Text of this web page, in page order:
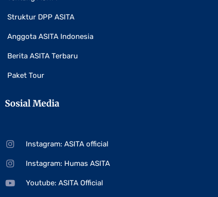
Struktur DPP ASITA
Anggota ASITA Indonesia
Berita ASITA Terbaru
Paket Tour
Sosial Media
Instagram: ASITA official
Instagram: Humas ASITA
Youtube: ASITA Official